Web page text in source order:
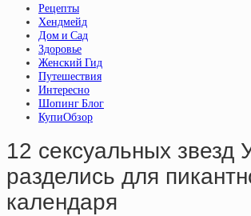
Рецепты
Хендмейд
Дом и Сад
Здоровье
Женский Гид
Путешествия
Интересно
Шопинг Блог
КупиОбзор
12 сексуальных звезд
разделись для
календаря